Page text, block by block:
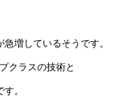
増しているそうです。
クラスの技術と
。